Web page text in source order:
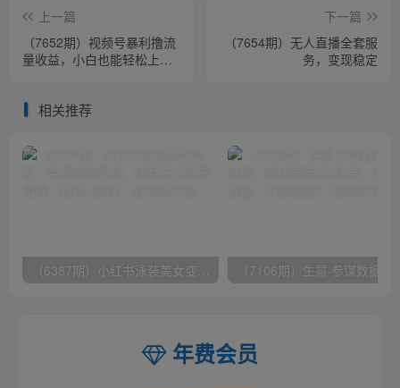
上一篇
（7652期）视频号暴利撸流
量收益，小白也能轻松上
下一篇
（7654期）无人直播全套服
务，变现稳定
相关推荐
（6387期）小红书泳装美女变现，免费提供素材，收益无上限可矩阵（教程+素材）
年费会员